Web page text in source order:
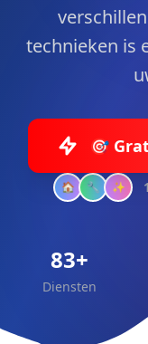
technieken is
🎯
🏠 🔧 ✨
83+
Diensten